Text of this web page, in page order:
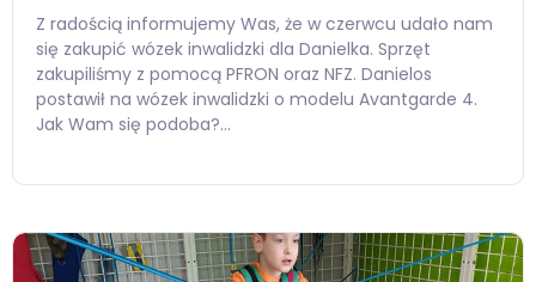
Z radością informujemy Was, że w czerwcu udało nam
się zakupić wózek inwalidzki dla Danielka. Sprzęt
zakupiliśmy z pomocą PFRON oraz NFZ. Danielos
postawił na wózek inwalidzki o modelu Avantgarde 4.
Jak Wam się podoba?…